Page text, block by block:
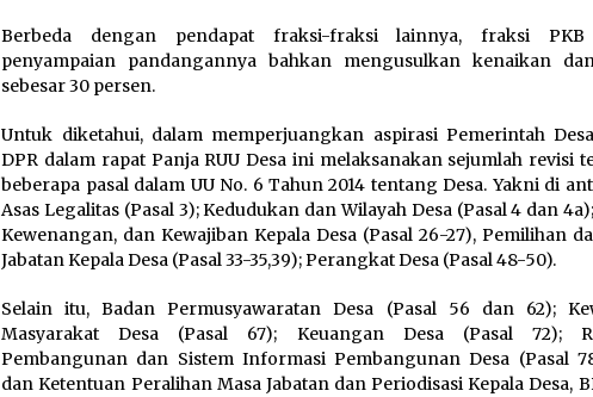
Berbeda dengan pendapat fraksi-fraksi lainnya, fraksi PKB
penyampaian pandangannya bahkan mengusulkan kenaikan
sebesar 30 persen.
Untuk diketahui, dalam memperjuangkan aspirasi Pemerintah
DPR dalam rapat Panja RUU Desa ini melaksanakan sejumlah revisi
beberapa pasal dalam UU No. 6 Tahun 2014 tentang Desa. Yakni di
Asas Legalitas (Pasal 3); Kedudukan dan Wilayah Desa (Pasal 4 dan
Kewenangan, dan Kewajiban Kepala Desa (Pasal 26-27), Pemilihan
Jabatan Kepala Desa (Pasal 33-35,39); Perangkat Desa (Pasal 48-50).
Selain itu, Badan Permusyawaratan Desa (Pasal 56 dan 62);
Masyarakat Desa (Pasal 67); Keuangan Desa (Pasal 72);
Pembangunan dan Sistem Informasi Pembangunan Desa (Pasal
dan Ketentuan Peralihan Masa Jabatan dan Periodisasi Kepala Desa,